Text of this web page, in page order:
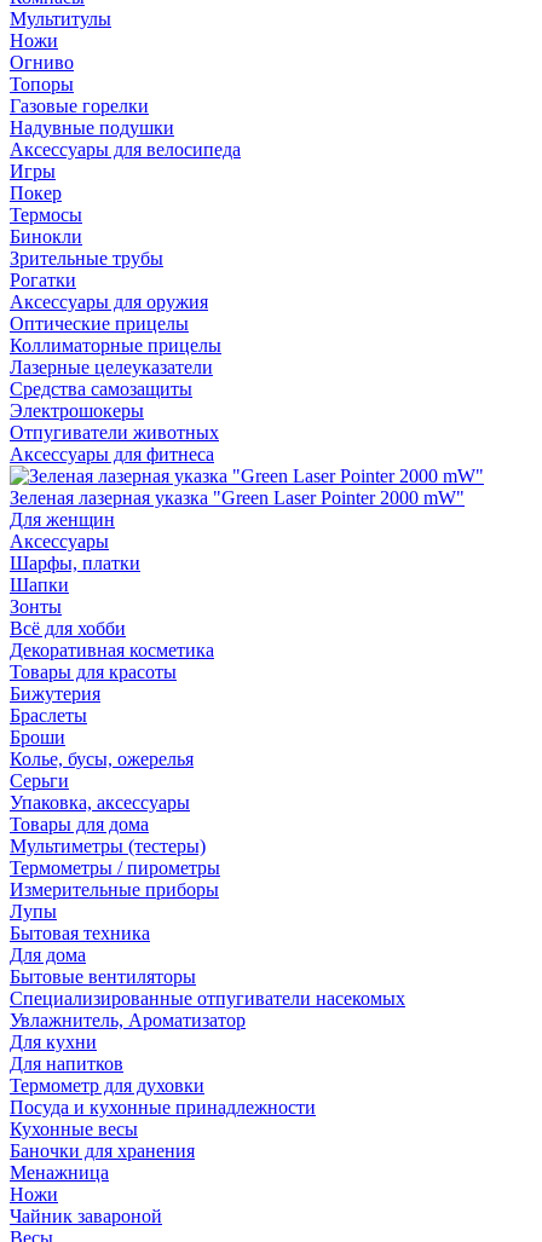
Мультитулы
Ножи
Огниво
Топоры
Газовые горелки
Надувные подушки
Аксессуары для велосипеда
Игры
Покер
Термосы
Бинокли
Зрительные трубы
Рогатки
Аксессуары для оружия
Оптические прицелы
Коллиматорные прицелы
Лазерные целеуказатели
Средства самозащиты
Электрошокеры
Отпугиватели животных
Аксессуары для фитнеса
Зеленая лазерная указка "Green Laser Pointer 2000 mW"
Для женщин
Аксессуары
Шарфы, платки
Шапки
Зонты
Всё для хобби
Декоративная косметика
Товары для красоты
Бижутерия
Браслеты
Броши
Колье, бусы, ожерелья
Серьги
Упаковка, аксессуары
Товары для дома
Мультиметры (тестеры)
Термометры / пирометры
Измерительные приборы
Лупы
Бытовая техника
Для дома
Бытовые вентиляторы
Специализированные отпугиватели насекомых
Увлажнитель, Ароматизатор
Для кухни
Для напитков
Термометр для духовки
Посуда и кухонные принадлежности
Кухонные весы
Баночки для хранения
Менажница
Ножи
Чайник завароной
Весы